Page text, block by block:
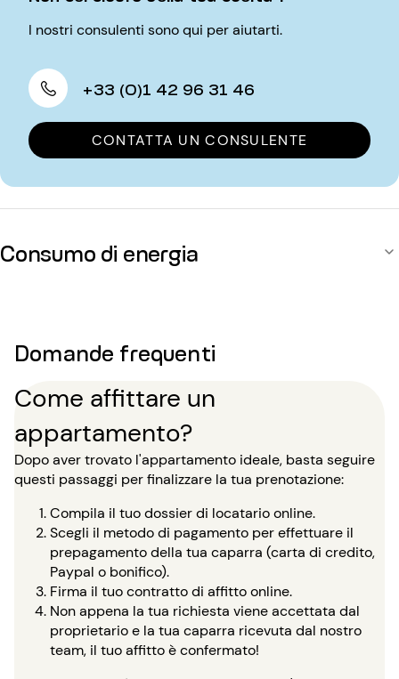
I nostri consulenti sono qui per aiutarti.
+33 (0)1 42 96 31 46
CONTATTA UN CONSULENTE
Consumo di energia
Domande frequenti
Come affittare un
appartamento?
Dopo aver trovato l'appartamento ideale, basta seguire
questi passaggi per finalizzare la tua prenotazione:
Compila il tuo dossier di locatario online.
Scegli il metodo di pagamento per effettuare il
prepagamento della tua caparra (carta di credito,
Paypal o bonifico).
Firma il tuo contratto di affitto online.
Non appena la tua richiesta viene accettata dal
proprietario e la tua caparra ricevuta dal nostro
team, il tuo affitto è confermato!